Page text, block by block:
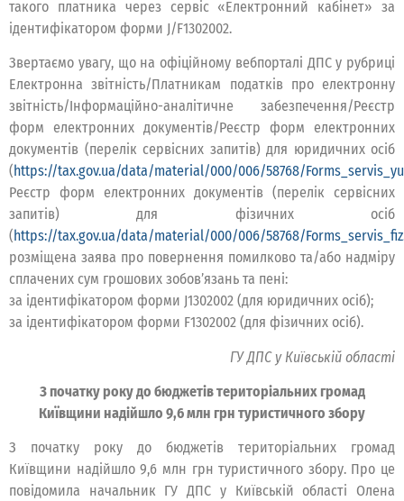
такого платника через сервіс «Електронний кабінет» за
ідентифікатором форми J/F1302002.
Звертаємо увагу, що на офіційному вебпорталі ДПС у рубриці
Електронна звітність/Платникам податків про електронну
звітність/Інформаційно-аналітичне забезпечення/Реєстр
форм електронних документів/Реєстр форм електронних
документів (перелік сервісних запитів) для юридичних осіб
(https://tax.gov.ua/data/material/000/006/58768/
Реєстр форм електронних документів (перелік сервісних
запитів) для фізичних осіб
(https://tax.gov.ua/data/material/000/006/58768/
розміщена заява про повернення помилково та/або надміру
сплачених сум грошових зобов’язань та пені:
за ідентифікатором форми J1302002 (для юридичних осіб);
за ідентифікатором форми F1302002 (для фізичних осіб).
ГУ ДПС у Київській області
З початку року до бюджетів територіальних громад
Київщини надійшло 9,6 млн грн туристичного збору
З початку року до бюджетів територіальних громад
Київщини надійшло 9,6 млн грн туристичного збору. Про це
повідомила начальник ГУ ДПС у Київській області Олена